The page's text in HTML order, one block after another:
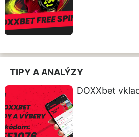
TIPY A ANALÝZY
DOXXbet